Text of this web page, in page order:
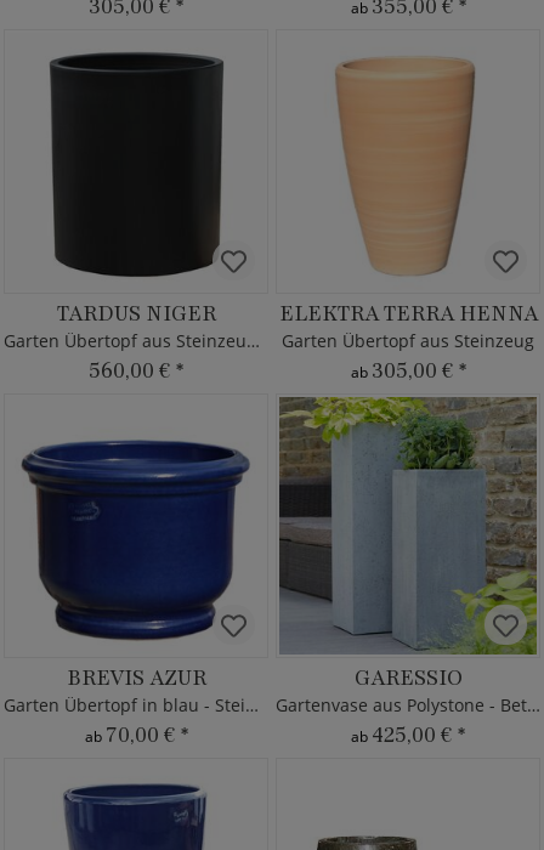
305,00 € * ab 355,00 € *
TARDUS NIGER
Garten Übertopf aus Steinzeug - rund
560,00 € *
ELEKTRA TERRA HENNA
Garten Übertopf aus Steinzeug
ab 305,00 € *
BREVIS AZUR
Garten Übertopf in blau - Steinzeug
ab 70,00 € *
GARESSIO
Gartenvase aus Polystone - Beton Optik
ab 425,00 € *